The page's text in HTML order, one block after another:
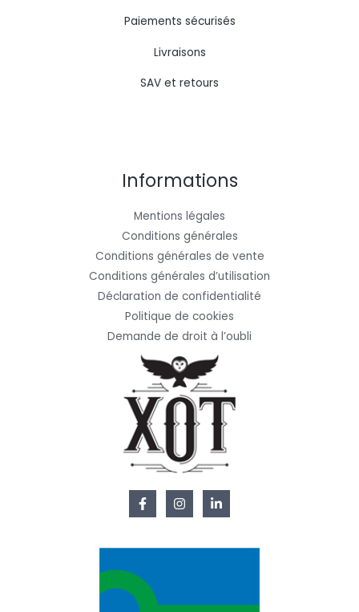
Paiements sécurisés
Livraisons
SAV et retours
Informations
Mentions légales
Conditions générales
Conditions générales de vente
Conditions générales d’utilisation
Déclaration de confidentialité
Politique de cookies
Demande de droit à l’oubli